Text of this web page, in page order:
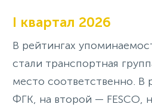
I квартал 2026
В рейтингах
стали транспортная
место соответственно. В
ФГК, на второй — FESCO,